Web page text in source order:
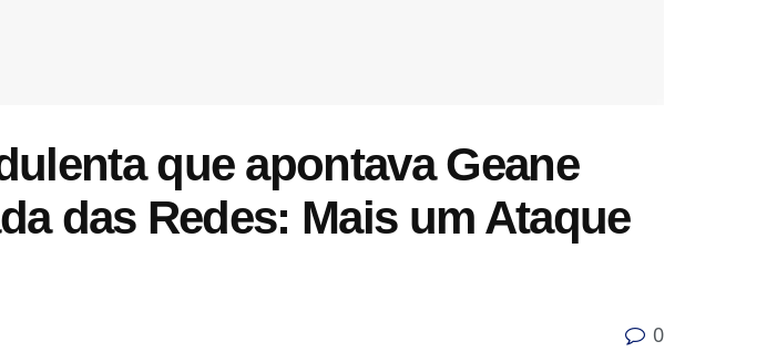
que apontava Geane
das Redes: Mais um Ataque
0